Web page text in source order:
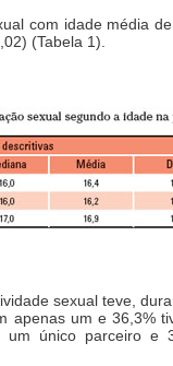
com idade média
(Tabela 1).
sexual teve,
apenas um e 36,3%
um único parceiro e